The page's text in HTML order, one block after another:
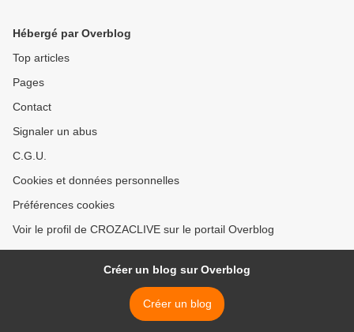
Hébergé par Overblog
Top articles
Pages
Contact
Signaler un abus
C.G.U.
Cookies et données personnelles
Préférences cookies
Voir le profil de CROZACLIVE sur le portail Overblog
Créer un blog sur Overblog
Créer un blog